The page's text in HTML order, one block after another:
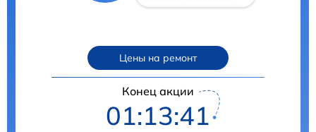
Цены на ремонт
Конец акции
01:13:40